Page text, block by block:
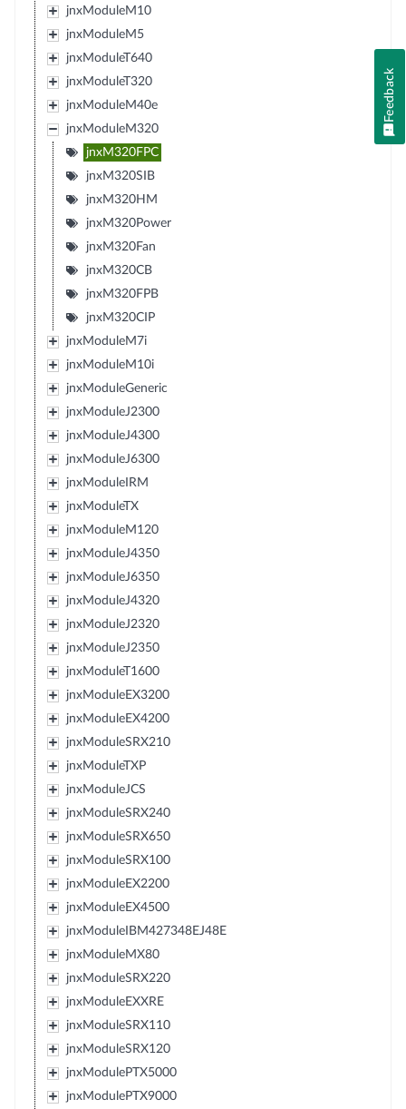
jnxModuleM10
jnxModuleM5
jnxModuleT640
jnxModuleT320
jnxModuleM40e
jnxModuleM320
jnxM320FPC
jnxM320SIB
jnxM320HM
jnxM320Power
jnxM320Fan
jnxM320CB
jnxM320FPB
jnxM320CIP
jnxModuleM7i
jnxModuleM10i
jnxModuleGeneric
jnxModuleJ2300
jnxModuleJ4300
jnxModuleJ6300
jnxModuleIRM
jnxModuleTX
jnxModuleM120
jnxModuleJ4350
jnxModuleJ6350
jnxModuleJ4320
jnxModuleJ2320
jnxModuleJ2350
jnxModuleT1600
jnxModuleEX3200
jnxModuleEX4200
jnxModuleSRX210
jnxModuleTXP
jnxModuleJCS
jnxModuleSRX240
jnxModuleSRX650
jnxModuleSRX100
jnxModuleEX2200
jnxModuleEX4500
jnxModuleIBM427348EJ48E
jnxModuleMX80
jnxModuleSRX220
jnxModuleEXXRE
jnxModuleSRX110
jnxModuleSRX120
jnxModulePTX5000
jnxModulePTX9000
Feedback